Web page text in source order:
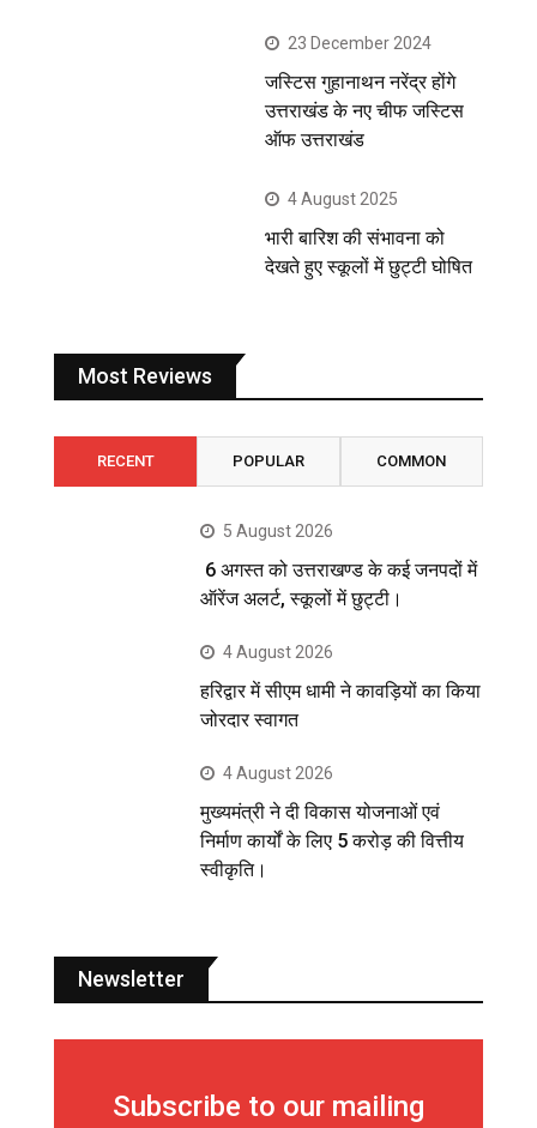
23 December 2024
जस्टिस गुहानाथन नरेंद्र होंगे
उत्तराखंड के नए चीफ जस्टिस
ऑफ उत्तराखंड
4 August 2025
भारी बारिश की संभावना को
देखते हुए स्कूलों में छुट्टी घोषित
Most Reviews
RECENT POPULAR COMMON
5 August 2026
6 अगस्त को उत्तराखण्ड के कई जनपदों में
ऑरेंज अलर्ट, स्कूलों में छुट्टी।
4 August 2026
हरिद्वार में सीएम धामी ने कावड़ियों का किया
जोरदार स्वागत
4 August 2026
मुख्यमंत्री ने दी विकास योजनाओं एवं
निर्माण कार्यों के लिए 5 करोड़ की वित्तीय
स्वीकृति।
Newsletter
Subscribe to our mailing